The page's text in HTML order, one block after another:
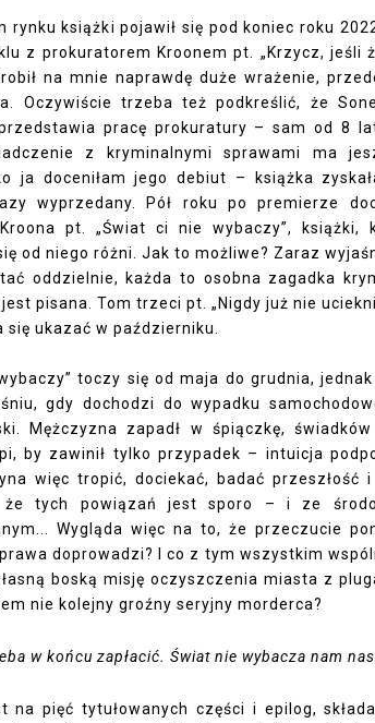
rynku książki pojawił się pod koniec roku
z prokuratorem Kroonem pt. „Krzycz, jeśli
na mnie naprawdę duże wrażenie,
Oczywiście trzeba też podkreślić, że
pracę prokuratury – sam od 8
z kryminalnymi sprawami ma
ja doceniłam jego debiut – książka
wyprzedany. Pół roku po premierze
pt. „Świat ci nie wybaczy”, książki,
od niego różni. Jak to możliwe? Zaraz
oddzielnie, każda to osobna zagadka
pisana. Tom trzeci pt. „Nigdy już nie
ukazać w październiku.
toczy się od maja do grudnia,
gdy dochodzi do wypadku
Mężczyzna zapadł w śpiączkę,
by zawinił tylko przypadek – intuicja
więc tropić, dociekać, badać przeszłość
że tych powiązań jest sporo – i ze
Wygląda więc na to, że przeczucie
doprowadzi? I co z tym wszystkim
boską misję oczyszczenia miasta z
nie kolejny groźny seryjny morderca?
w końcu zapłacić. Świat nie wybacza nam
na pięć tytułowanych części i epilog,